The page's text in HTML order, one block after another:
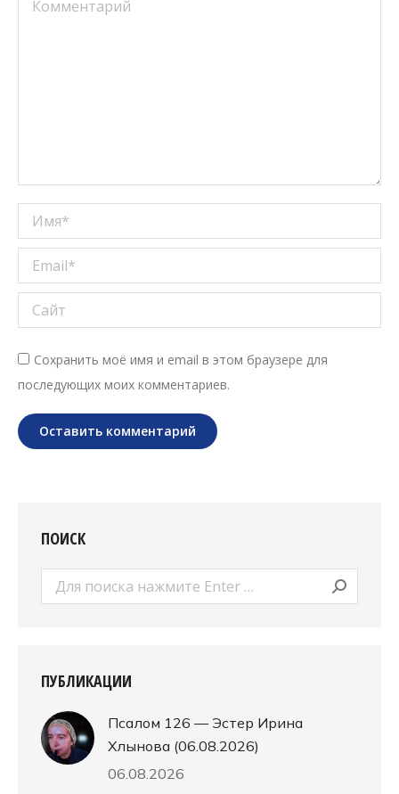
Имя *
Email *
Сайт
Сохранить моё имя и email в этом браузере для
последующих моих комментариев.
Оставить комментарий
ПОИСК
Поиск:
ПУБЛИКАЦИИ
Псалом 126 — Эстер Ирина
Хлынова (06.08.2026)
06.08.2026